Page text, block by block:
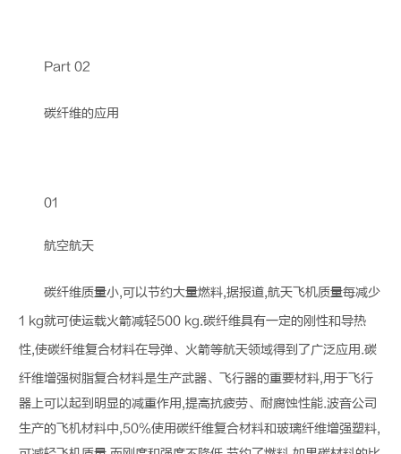
Part 02
碳纤维的应用
01
航空航天
碳纤维质量小,可以节约大量燃料,据报道,航天飞机质量每减少
1 kg就可使运载火箭减轻500 kg.碳纤维具有一定的刚性和导热
性,使碳纤维复合材料在导弹、火箭等航天领域得到了广泛应用.碳
纤维增强树脂复合材料是生产武器、飞行器的重要材料,用于飞行
器上可以起到明显的减重作用,提高抗疲劳、耐腐蚀性能.波音公司
生产的飞机材料中,50%使用碳纤维复合材料和玻璃纤维增强塑料,